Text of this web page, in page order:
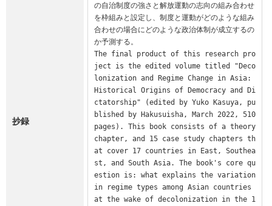
抄録
の自治制度の強さと解放運動の志向の組み合わせ
を枠組みと設定し、制度と運動がどのような組み
合わせの場合にどのような政治体制が成立するの
か予測する。
The final product of this research pro
ject is the edited volume titled "Deco
lonization and Regime Change in Asia:
Historical Origins of Democracy and Di
ctatorship" (edited by Yuko Kasuya, pu
blished by Hakusuisha, March 2022, 510
pages). This book consists of a theory
chapter, and 15 case study chapters th
at cover 17 countries in East, Southea
st, and South Asia. The book's core qu
estion is: what explains the variation
in regime types among Asian countries
at the wake of decolonization in the 1